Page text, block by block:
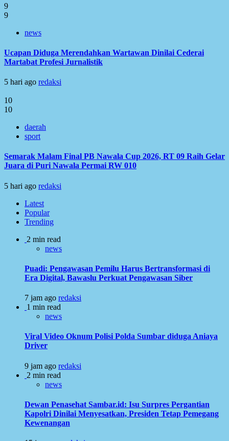
9
9
news
Ucapan Diduga Merendahkan Wartawan Dinilai Cederai
Martabat Profesi Jurnalistik
5 hari ago redaksi
10
10
daerah
sport
Semarak Malam Final PB Nawala Cup 2026, RT 09 Raih Gelar
Juara di Puri Nawala Permai RW 010
5 hari ago redaksi
Latest
Popular
Trending
2 min read
news
Puadi: Pengawasan Pemilu Harus Bertransformasi di
Era Digital, Bawaslu Perkuat Pengawasan Siber
7 jam ago redaksi
1 min read
news
Viral Video Oknum Polisi Polda Sumbar diduga Aniaya
Driver
9 jam ago redaksi
2 min read
news
Dewan Penasehat Sambar.id: Isu Surpres Pergantian
Kapolri Dinilai Menyesatkan, Presiden Tetap Pemegang
Kewenangan